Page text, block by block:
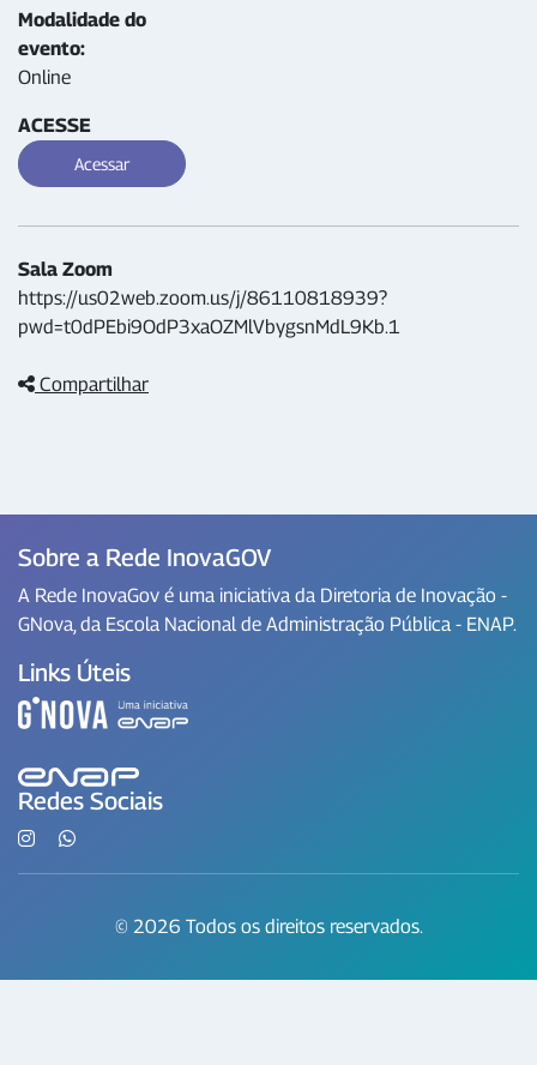
Modalidade do
evento:
Online
ACESSE
Acessar
Sala Zoom
https://us02web.zoom.us/j/86110818939?
pwd=t0dPEbi9OdP3xaOZMlVbygsnMdL9Kb.1
Compartilhar
Sobre a Rede InovaGOV
A Rede InovaGov é uma iniciativa da Diretoria de Inovação -
GNova, da Escola Nacional de Administração Pública - ENAP.
Links Úteis
Redes Sociais
© 2026 Todos os direitos reservados.